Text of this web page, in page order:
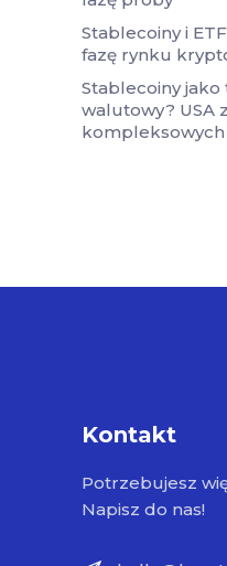
Stablecoiny i
fazę rynku
Stablecoiny
walutowy? USA
Kontakt
Potrzebujesz
Napisz do nas!